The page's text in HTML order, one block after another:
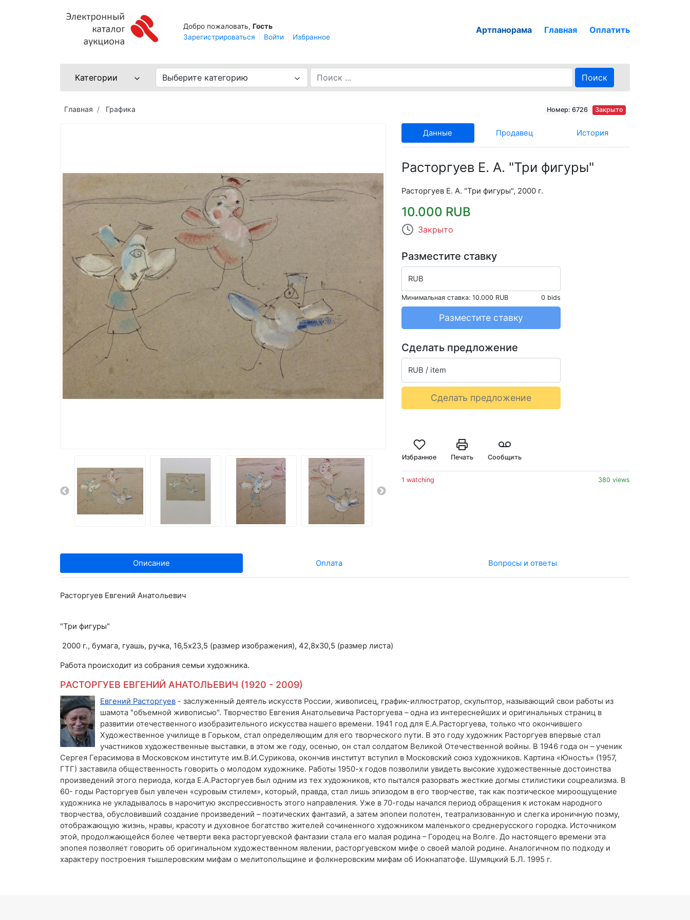
Добро пожаловать, Гость
Зарегистрироваться
Войти Избранное
Артпанорама Главная Оплатить
Категории Выберите категорию Поиск
Главная Графика Номер: 6726 Закрыто
Данные Продавец История
Расторгуев Е. А. "Три фигуры"
Расторгуев Е. А. "Три фигуры", 2000 г.
10.000 RUB
Закрыто
Разместите ставку
RUB
Минимальная ставка: 10.000 RUB 0 bids
Разместите ставку
Сделать предложение
RUB / item
Сделать предложение
Избранное Печать Сообщить
1 watching 380 views
Описание Оплата Вопросы и ответы
Расторгуев Евгений Анатольевич
"Три фигуры"
2000 г., бумага, гуашь, ручка, 16,5х23,5 (размер изображения), 42,8х30,5 (размер листа)
Работа происходит из собрания семьи художника.
РАСТОРГУЕВ ЕВГЕНИЙ АНАТОЛЬЕВИЧ (1920 - 2009)
Евгений Расторгуев - заслуженный деятель искусств России, живописец, график-иллюстратор, скульптор, называющий свои работы из
шамота "объемной живописью". Творчество Евгения Анатольевича Расторгуева – одна из интереснейших и оригинальных страниц в
развитии отечественного изобразительного искусства нашего времени. 1941 год для Е.А.Расторгуева, только что окончившего
Художественное училище в Горьком, стал определяющим для его творческого пути. В это году художник Расторгуев впервые стал
участников художественные выставки, в этом же году, осенью, он стал солдатом Великой Отечественной войны. В 1946 года он – ученик
Сергея Герасимова в Московском институте им.В.И.Сурикова, окончив институт вступил в Московский союз художников. Картина «Юность» (1957,
ГТГ) заставила общественность говорить о молодом художнике. Работы 1950-х годов позволили увидеть высокие художественные достоинства
произведений этого периода, когда Е.А.Расторгуев был одним из тех художников, кто пытался разорвать жесткие догмы стилистики соцреализма. В
60- годы Расторгуев был увлечен «суровым стилем», который, правда, стал лишь эпизодом в его творчестве, так как поэтическое мироощущение
художника не укладывалось в нарочитую экспрессивность этого направления. Уже в 70-годы начался период обращения к истокам народного
творчества, обусловивший создание произведений – поэтических фантазий, а затем эпопеи полотен, театрализованную и слегка ироничную поэму,
отображающую жизнь, нравы, красоту и духовное богатство жителей сочиненного художником маленького среднерусского городка. Источником
этой, продолжающейся более четверти века расторгуевской фантазии стала его малая родина – Городец на Волге. До настоящего времени эта
эпопея позволяет говорить об оригинальном художественном явлении, расторгуевском мифе о своей малой родине. Аналогичном по подходу и
характеру построения тышлеровским мифам о мелитопольщине и фолкнеровским мифам об Иокнапатофе. Шумяцкий Б.Л. 1995 г.